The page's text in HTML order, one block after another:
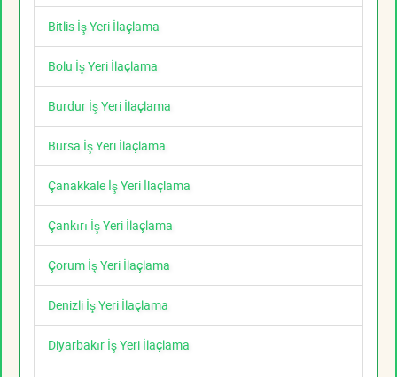
Bitlis İş Yeri İlaçlama
Bolu İş Yeri İlaçlama
Burdur İş Yeri İlaçlama
Bursa İş Yeri İlaçlama
Çanakkale İş Yeri İlaçlama
Çankırı İş Yeri İlaçlama
Çorum İş Yeri İlaçlama
Denizli İş Yeri İlaçlama
Diyarbakır İş Yeri İlaçlama